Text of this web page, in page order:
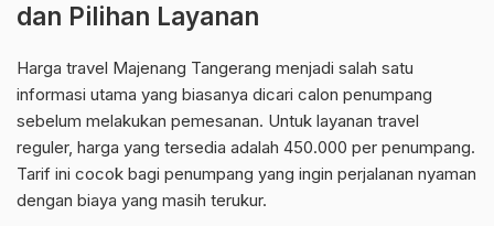
dan Pilihan Layanan
Harga travel Majenang Tangerang menjadi salah satu
informasi utama yang biasanya dicari calon penumpang
sebelum melakukan pemesanan. Untuk layanan travel
reguler, harga yang tersedia adalah 450.000 per penumpang.
Tarif ini cocok bagi penumpang yang ingin perjalanan nyaman
dengan biaya yang masih terukur.